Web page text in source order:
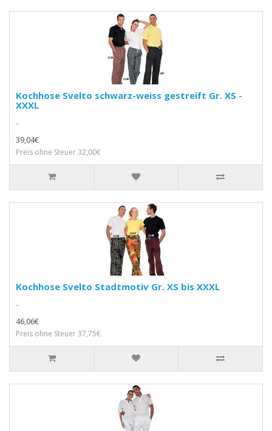
Kochhose Svelto schwarz-weiss gestreift Gr. XS -
XXXL
..
39,04€
Preis ohne Steuer 32,00€
Kochhose Svelto Stadtmotiv Gr. XS bis XXXL
..
46,06€
Preis ohne Steuer 37,75€